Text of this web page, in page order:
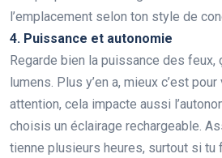
l’emplacement selon ton style de
4. Puissance et autonomie
Regarde bien la puissance des feux,
lumens. Plus y’en a, mieux c’est
attention, cela impacte aussi
choisis un éclairage rechargeable.
tienne plusieurs heures, surtout si tu